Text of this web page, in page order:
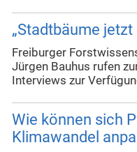
„Stadtbäume
Freiburger
Jürgen Bauhus rufen
Interviews zur
Wie können sich
Klimawandel